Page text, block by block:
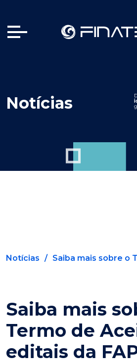
Notícias
Notícias / Saiba mais sobre o
Saiba mais
Termo de
editais da